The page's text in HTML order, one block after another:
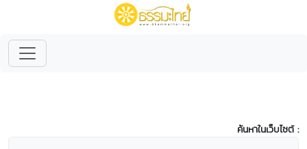
ค้นหาในเว็บไซต์ :